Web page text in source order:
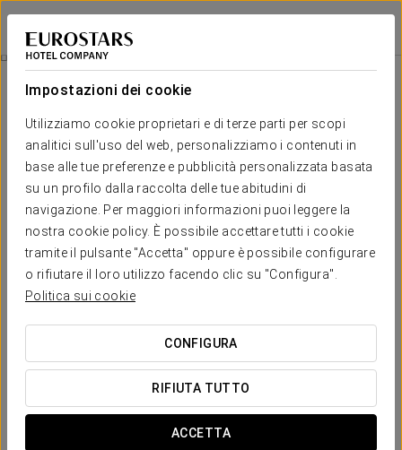
Impostazioni dei cookie
Utilizziamo cookie proprietari e di terze parti per scopi
analitici sull'uso del web, personalizziamo i contenuti in
base alle tue preferenze e pubblicità personalizzata basata
su un profilo dalla raccolta delle tue abitudini di
navigazione. Per maggiori informazioni puoi leggere la
nostra cookie policy. È possibile accettare tutti i cookie
tramite il pulsante "Accetta" oppure è possibile configurare
o rifiutare il loro utilizzo facendo clic su "Configura".
Politica sui cookie
CONFIGURA
RIFIUTA TUTTO
ACCETTA
Tandem Palacio Veedor de Galeras Suites
CADICE
Storia Dell’Edificio
Una sistemazione che fa rivivere
l'essenza del Cadice coloniale